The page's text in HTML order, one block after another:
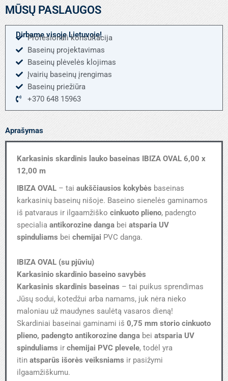
baseinas
OVAL
6,00
12,00
MŪSŲ PASLAUGOS
Dirbame visoje Lietuvoje!
Profesionali konsultacija
Baseinų projektavimas
Baseinų plėvelės klojimas
Įvairių baseinų įrengimas
Baseinų priežiūra
+370 648 15963
Aprašymas
Karkasinis skardinis lauko baseinas IBIZA OVAL 6,00 x
12,00 m
IBIZA OVAL – tai aukščiausios kokybės baseinas
karkasinių baseinų nišoje. Baseino sienelės gaminamos
iš patvaraus ir ilgaamžiško cinkuoto plieno, padengto
specialia antikorozine danga bei atsparia UV
spinduliams bei chemijai PVC danga.
IBIZA OVAL (su pjūviu)
Karkasinio skardinio baseino savybės
Karkasinis skardinis baseinas – tai puikus sprendimas
Jūsų sodui, kotedžui arba namams, juk nėra nieko
maloniau už maudynes saulėtą vasaros dieną!
Skardiniai baseinai gaminami iš 0,75 mm storio cinkuoto
plieno, padengto antikorozine danga bei atsparia UV
spinduliams ir chemijai PVC plevele, todėl yra
itin atsparūs išorės veiksniams ir pasižymi
ilgaamžiškumu.